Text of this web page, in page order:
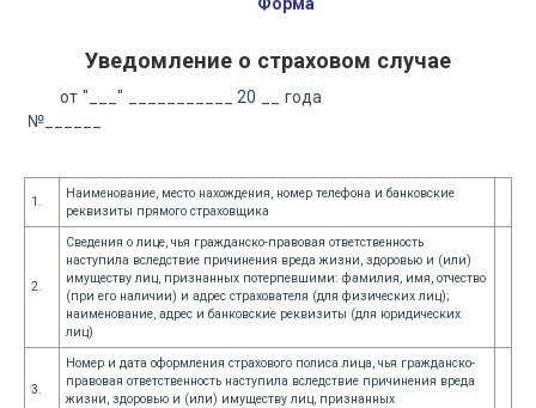
Уведомление о страховом случае
от "___" ___________ 20 __ года
№______
1.
Наименование, место нахождения, номер телефона и банковские
реквизиты прямого страховщика
2.
Сведения о лице, чья гражданско-правовая ответственность
наступила вследствие причинения вреда жизни, здоровью и (или)
имуществу лиц, признанных потерпевшими: фамилия, имя, отчество
(при его наличии) и адрес страхователя (для физических лиц);
наименование, адрес и банковские реквизиты (для юридических
лиц)
3.
Номер и дата оформления страхового полиса лица, чья гражданско-
правовая ответственность наступила вследствие причинения вреда
жизни, здоровью и (или) имуществу лиц, признанных